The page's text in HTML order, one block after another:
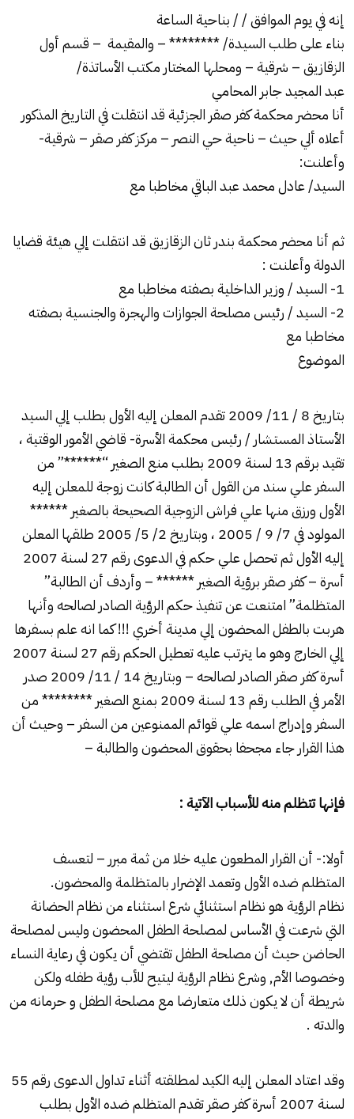
إنه في يوم الموافق / / بناحية الساعة
بناء على طلب السيدة/ ******** – والمقيمة – قسم أول
الزقازيق – شرقية – ومحلها المختار مكتب الأساتذة/
عبد المجيد جابر المحامي
أنا محضر محكمة كفر صقر الجزئية قد انتقلت في التاريخ المذكور
أعلاه ألي حيث – ناحية حي النصر – مركز كفر صقر – شرقية-
وأعلنت:
السيد/ عادل محمد عبد الباقي مخاطبا مع
ثم أنا محضر محكمة بندر ثان الزقازيق قد انتقلت إلي هيئة قضايا
الدولة وأعلنت :
1- السيد / وزير الداخلية بصفته مخاطبا مع
2- السيد / رئيس مصلحة الجوازات والهجرة والجنسية بصفته
مخاطبا مع
الموضوع
بتاريخ 8 / 11/ 2009 تقدم المعلن إليه الأول بطلب إلي السيد
الأستاذ المستشار / رئيس محكمة الأسرة- قاضي الأمور الوقتية ،
تقيد برقم 13 لسنة 2009 بطلب منع الصغير “******” من
السفر علي سند من القول أن الطالبة كانت زوجة للمعلن إليه
الأول ورزق منها علي فراش الزوجية الصحيحة بالصغير ******
المولود في 7/ 9 / 2005 ، وبتاريخ 2/ 5/ 2005 طلقها المعلن
إليه الأول ثم تحصل علي حكم في الدعوى رقم 27 لسنة 2007
أسرة – كفر صقر برؤية الصغير ****** – وأردف أن الطالبة”
المتظلمة” امتنعت عن تنفيذ حكم الرؤية الصادر لصالحه وأنها
هربت بالطفل المحضون إلي مدينة أخري !!! كما انه علم بسفرها
إلي الخارج وهو ما يترتب عليه تعطيل الحكم رقم 27 لسنة 2007
أسرة كفر صقر الصادر لصالحه – وبتاريخ 14 / 11/ 2009 صدر
الأمر في الطلب رقم 13 لسنة 2009 بمنع الصغير ******** من
السفر وإدراج اسمه علي قوائم الممنوعين من السفر – وحيث أن
هذا القرار جاء مجحفا بحقوق المحضون والطالبة –
فإنها تتظلم منه للأسباب الآتية :
أولا:- أن القرار المطعون عليه خلا من ثمة مبرر – لتعسف
المتظلم ضده الأول وتعمد الإضرار بالمتظلمة والمحضون.
نظام الرؤية هو نظام استثنائي شرع استثناء من نظام الحضانة
التي شرعت في الأساس لمصلحة الطفل المحضون وليس لمصلحة
الحاضن حيث أن مصلحة الطفل تقتضي أن يكون في رعاية النساء
وخصوصا الأم, وشرع نظام الرؤية ليتيح للأب رؤية طفله ولكن
شريطة أن لا يكون ذلك متعارضا مع مصلحة الطفل و حرمانه من
والدته .
وقد اعتاد المعلن إليه الكيد لمطلقته أثناء تداول الدعوى رقم 55
لسنة 2007 أسرة كفر صقر تقدم المتظلم ضده الأول بطلب